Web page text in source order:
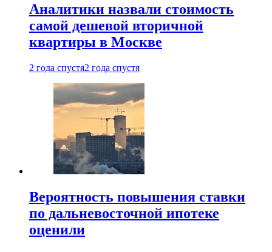
Аналитики назвали стоимость
самой дешевой вторичной
квартиры в Москве
2 года спустя2 года спустя
Вероятность повышения ставки
по дальневосточной ипотеке
оценили